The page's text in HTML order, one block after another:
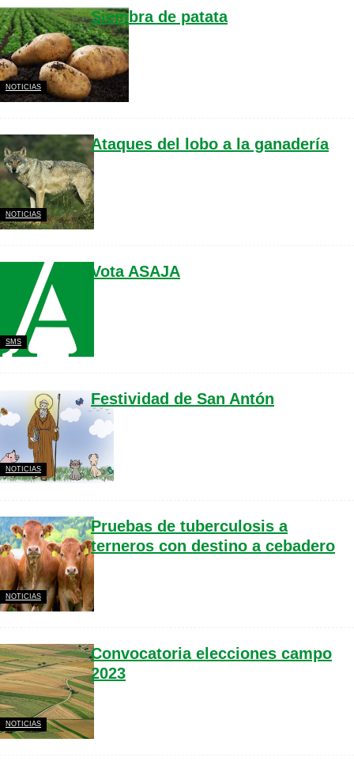
NOTICIAS
Siembra de patata
NOTICIAS
Ataques del lobo a la ganadería
SMS
Vota ASAJA
NOTICIAS
Festividad de San Antón
NOTICIAS
Pruebas de tuberculosis a
terneros con destino a cebadero
NOTICIAS
Convocatoria elecciones campo
2023